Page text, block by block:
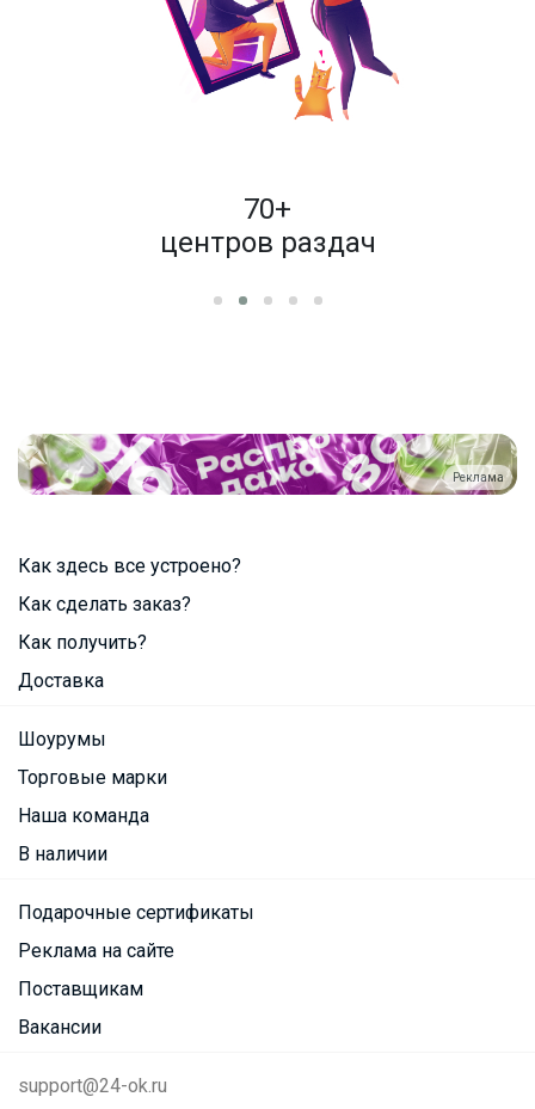
70+
центров раздач
Реклама
Как здесь все устроено?
Как сделать заказ?
Как получить?
Доставка
Шоурумы
Торговые марки
Наша команда
В наличии
Подарочные сертификаты
Реклама на сайте
Поставщикам
Вакансии
support@24-ok.ru